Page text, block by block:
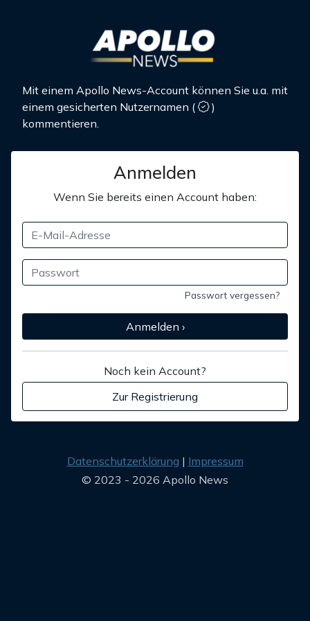
Mit einem Apollo News-Account können Sie u.a. mit
einem gesicherten Nutzernamen (
)
kommentieren.
Anmelden
Wenn Sie bereits einen Account haben:
Passwort vergessen?
Anmelden ›
Noch kein Account?
Zur Registrierung
Datenschutzerklärung
Impressum
© 2023 - 2026 Apollo News